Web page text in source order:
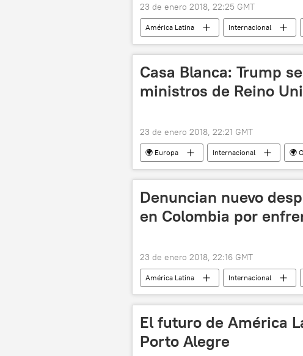
23 de enero 2018, 22:25 GMT
América Latina Internacional
Mauricio Macri
visita frío
Casa Blanca: Trump
ministros de Reino
23 de enero 2018, 22:21 GMT
🌍 Europa Internacional 🌍
Reino Unido
Israel EEUU
Denuncian nuevo
en Colombia por
23 de enero 2018, 22:16 GMT
América Latina Internacional
noticias
El futuro de América
Porto Alegre